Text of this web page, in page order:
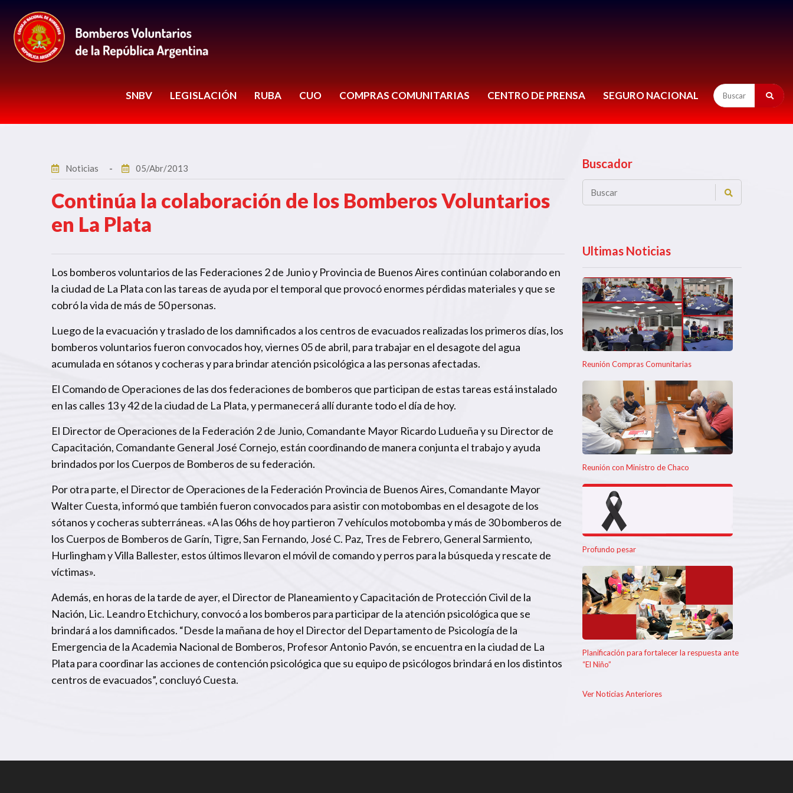
SNBV LEGISLACIÓN RUBA CUO COMPRAS COMUNITARIAS CENTRO DE PRENSA SEGURO NACIONAL
Noticias 05/Abr/2013
Continúa la colaboración de los Bomberos Voluntarios
en La Plata
Los bomberos voluntarios de las Federaciones 2 de Junio y Provincia de Buenos Aires continúan colaborando en
la ciudad de La Plata con las tareas de ayuda por el temporal que provocó enormes pérdidas materiales y que se
cobró la vida de más de 50 personas.
Luego de la evacuación y traslado de los damnificados a los centros de evacuados realizadas los primeros días, los
bomberos voluntarios fueron convocados hoy, viernes 05 de abril, para trabajar en el desagote del agua
acumulada en sótanos y cocheras y para brindar atención psicológica a las personas afectadas.
El Comando de Operaciones de las dos federaciones de bomberos que participan de estas tareas está instalado
en las calles 13 y 42 de la ciudad de La Plata, y permanecerá allí durante todo el día de hoy.
El Director de Operaciones de la Federación 2 de Junio, Comandante Mayor Ricardo Ludueña y su Director de
Capacitación, Comandante General José Cornejo, están coordinando de manera conjunta el trabajo y ayuda
brindados por los Cuerpos de Bomberos de su federación.
Por otra parte, el Director de Operaciones de la Federación Provincia de Buenos Aires, Comandante Mayor
Walter Cuesta, informó que también fueron convocados para asistir con motobombas en el desagote de los
sótanos y cocheras subterráneas. «A las 06hs de hoy partieron 7 vehículos motobomba y más de 30 bomberos de
los Cuerpos de Bomberos de Garín, Tigre, San Fernando, José C. Paz, Tres de Febrero, General Sarmiento,
Hurlingham y Villa Ballester, estos últimos llevaron el móvil de comando y perros para la búsqueda y rescate de
víctimas».
Además, en horas de la tarde de ayer, el Director de Planeamiento y Capacitación de Protección Civil de la
Nación, Lic. Leandro Etchichury, convocó a los bomberos para participar de la atención psicológica que se
brindará a los damnificados. “Desde la mañana de hoy el Director del Departamento de Psicología de la
Emergencia de la Academia Nacional de Bomberos, Profesor Antonio Pavón, se encuentra en la ciudad de La
Plata para coordinar las acciones de contención psicológica que su equipo de psicólogos brindará en los distintos
centros de evacuados”, concluyó Cuesta.
Buscador
Ultimas Noticias
Reunión Compras Comunitarias
Reunión con Ministro de Chaco
Profundo pesar
Planificación para fortalecer la respuesta ante
“El Niño”
Ver Noticias Anteriores